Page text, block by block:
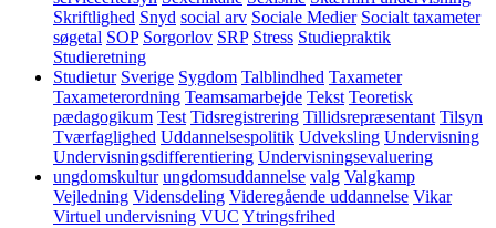
Skriftlighed Snyd social arv Sociale Medier Socialt taxameter
søgetal SOP Sorgorlov SRP Stress Studiepraktik
Studieretning
Studietur Sverige Sygdom Talblindhed Taxameter
Taxameterordning Teamsamarbejde Tekst Teoretisk
pædagogikum Test Tidsregistrering Tillidsrepræsentant Tilsyn
Tværfaglighed Uddannelsespolitik Udveksling Undervisning
Undervisningsdifferentiering Undervisningsevaluering
ungdomskultur ungdomsuddannelse valg Valgkamp
Vejledning Vidensdeling Videregående uddannelse Vikar
Virtuel undervisning VUC Ytringsfrihed